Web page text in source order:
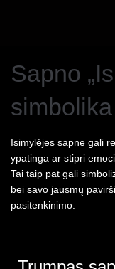
Sapno
Isimylėjes sapne gali
ypatinga ar stipri
Tai taip pat gali
bei savo jausmų
pasitenkinimo.